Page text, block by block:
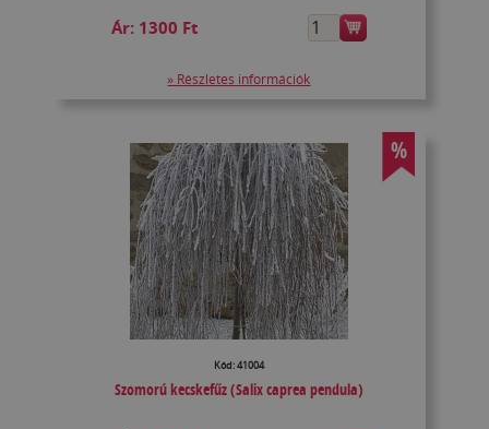
Ár: 1300 Ft
» Részletes információk
%
Kód: 41004
Szomorú kecskefűz (Salix caprea pendula)